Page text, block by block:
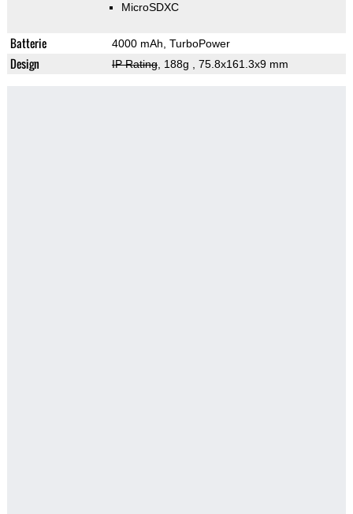
MicroSDXC
Batterie 4000 mAh, TurboPower
Design IP Rating, 188g , 75.8x161.3x9 mm